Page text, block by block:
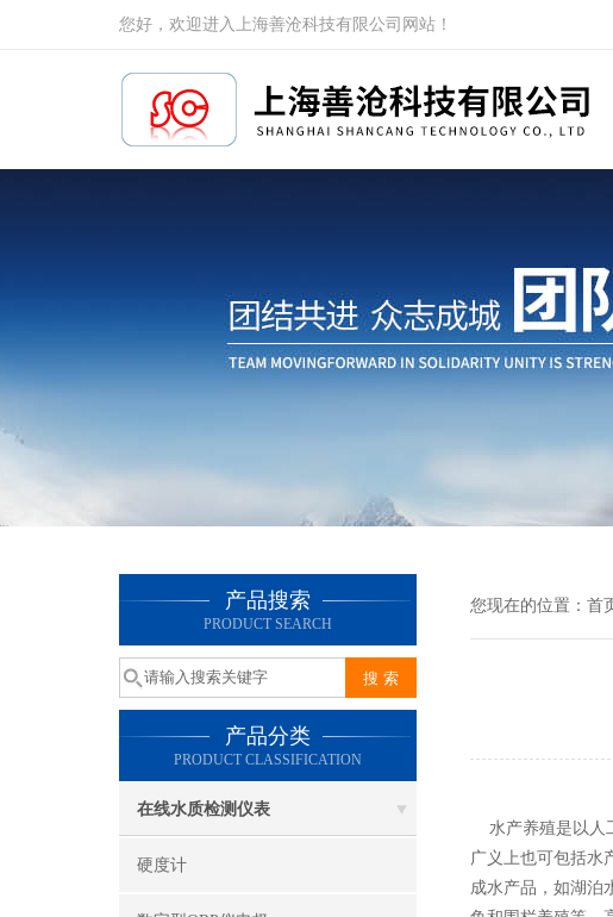
您好，欢迎进入上海善沧科技有限公司网站！
产品搜索
PRODUCT SEARCH
产品分类
PRODUCT CLASSIFICATION
在线水质检测仪表
硬度计
您现在的位置： 首
水产养殖是以人
广义上也可包括水
成水产品，如湖泊